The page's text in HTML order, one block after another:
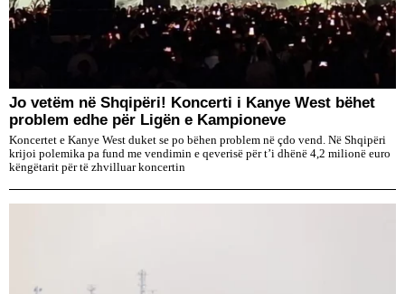
Jo vetëm në Shqipëri! Koncerti i Kanye West bëhet
problem edhe për Ligën e Kampioneve
Koncertet e Kanye West duket se po bëhen problem në çdo vend. Në Shqipëri
krijoi polemika pa fund me vendimin e qeverisë për t’i dhënë 4,2 milionë euro
këngëtarit për të zhvilluar koncertin